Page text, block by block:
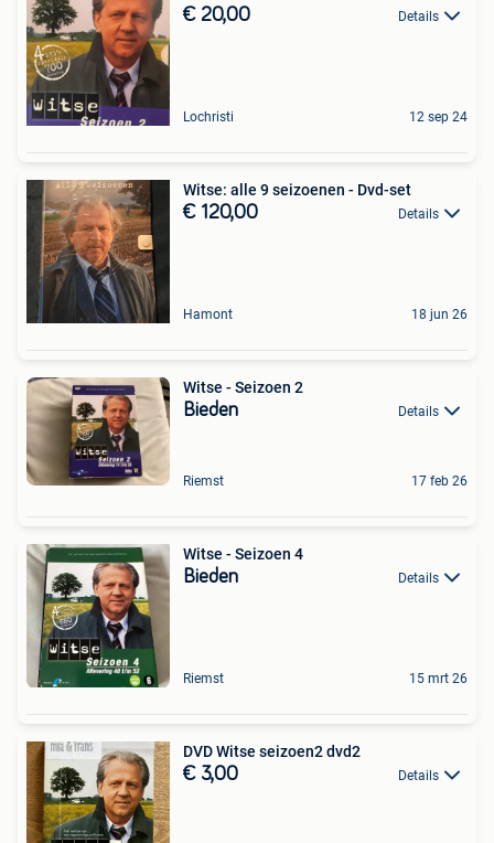
€ 20,00 Details
Lochristi 12 sep 24
Witse: alle 9 seizoenen - Dvd-set
€ 120,00 Details
Hamont 18 jun 26
Witse - Seizoen 2
Bieden Details
Riemst 17 feb 26
Witse - Seizoen 4
Bieden Details
Riemst 15 mrt 26
DVD Witse seizoen2 dvd2
€ 3,00 Details